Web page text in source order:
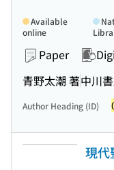
Paper
青野太潮 著中川
Available
online
Author Heading (ID)
現代